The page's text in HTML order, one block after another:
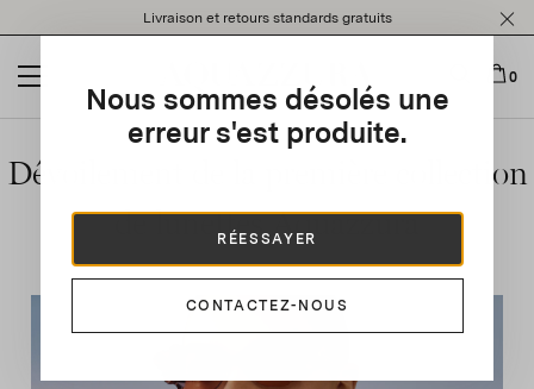
note:
website
an
system.
Livraison et retours standards gratuits
0
Nous sommes désolés une
erreur s'est produite.
RÉESSAYER
CONTACTEZ-NOUS
Dévoilement de la première collection
de lunettes Aquazzura